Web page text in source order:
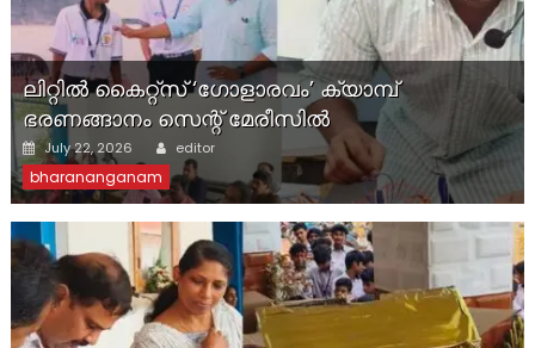
ലിറ്റിൽ കൈറ്റ്സ് ‘ഗോളാരവം’ ക്യാമ്പ്
ഭരണങ്ങാനം സെന്റ് മേരീസിൽ
Posted
on
July 22, 2026 Author
editor
bharananganam